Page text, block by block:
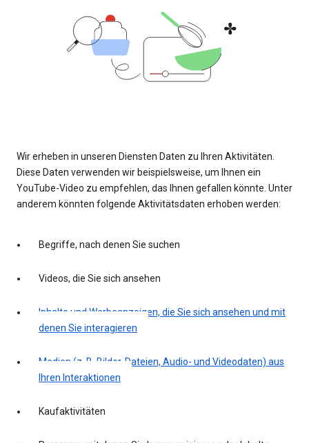
Wir erheben in unseren Diensten Daten zu Ihren Aktivitäten.
Diese Daten verwenden wir beispielsweise, um Ihnen ein
YouTube-Video zu empfehlen, das Ihnen gefallen könnte. Unter
anderem könnten folgende Aktivitätsdaten erhoben werden:
Begriffe, nach denen Sie suchen
Videos, die Sie sich ansehen
Inhalte und Werbeanzeigen, die Sie sich ansehen und mit
denen Sie interagieren
Medien (z. B. Bilder, Dateien, Audio- und Videodaten) aus
Ihren Interaktionen
Kaufaktivitäten